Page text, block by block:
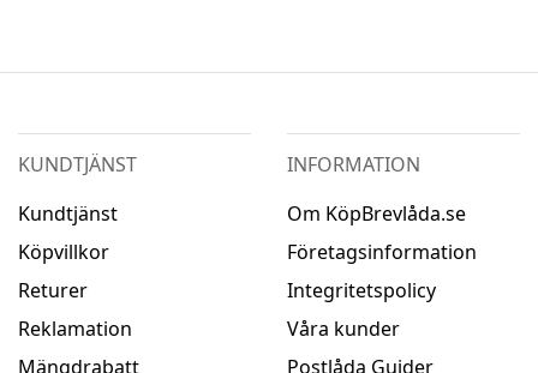
KUNDTJÄNST
Kundtjänst
Köpvillkor
Returer
Reklamation
Mängdrabatt
INFORMATION
Om KöpBrevlåda.se
Företagsinformation
Integritetspolicy
Våra kunder
Postlåda Guider